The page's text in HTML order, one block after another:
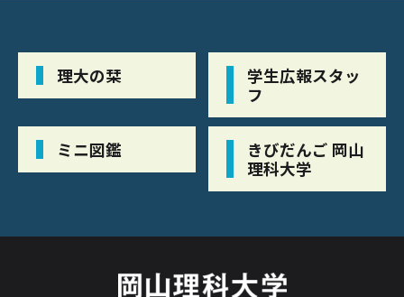
理大の栞
学生広報スタッ
フ
ミニ図鑑
きびだんご 岡山
理科大学